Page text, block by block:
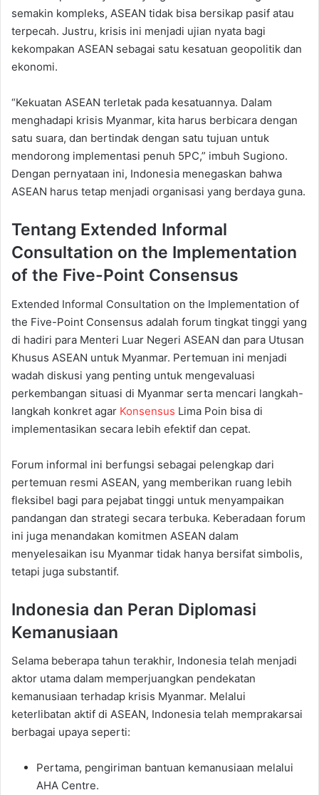
semakin kompleks, ASEAN tidak bisa bersikap pasif atau
terpecah. Justru, krisis ini menjadi ujian nyata bagi
kekompakan ASEAN sebagai satu kesatuan geopolitik dan
ekonomi.
“Kekuatan ASEAN terletak pada kesatuannya. Dalam
menghadapi krisis Myanmar, kita harus berbicara dengan
satu suara, dan bertindak dengan satu tujuan untuk
mendorong implementasi penuh 5PC,” imbuh Sugiono.
Dengan pernyataan ini, Indonesia menegaskan bahwa
ASEAN harus tetap menjadi organisasi yang berdaya guna.
Tentang Extended Informal
Consultation on the Implementation
of the Five-Point Consensus
Extended Informal Consultation on the Implementation of
the Five-Point Consensus adalah forum tingkat tinggi yang
di hadiri para Menteri Luar Negeri ASEAN dan para Utusan
Khusus ASEAN untuk Myanmar. Pertemuan ini menjadi
wadah diskusi yang penting untuk mengevaluasi
perkembangan situasi di Myanmar serta mencari langkah-
langkah konkret agar Konsensus Lima Poin bisa di
implementasikan secara lebih efektif dan cepat.
Forum informal ini berfungsi sebagai pelengkap dari
pertemuan resmi ASEAN, yang memberikan ruang lebih
fleksibel bagi para pejabat tinggi untuk menyampaikan
pandangan dan strategi secara terbuka. Keberadaan forum
ini juga menandakan komitmen ASEAN dalam
menyelesaikan isu Myanmar tidak hanya bersifat simbolis,
tetapi juga substantif.
Indonesia dan Peran Diplomasi
Kemanusiaan
Selama beberapa tahun terakhir, Indonesia telah menjadi
aktor utama dalam memperjuangkan pendekatan
kemanusiaan terhadap krisis Myanmar. Melalui
keterlibatan aktif di ASEAN, Indonesia telah memprakarsai
berbagai upaya seperti:
Pertama, pengiriman bantuan kemanusiaan melalui
AHA Centre.